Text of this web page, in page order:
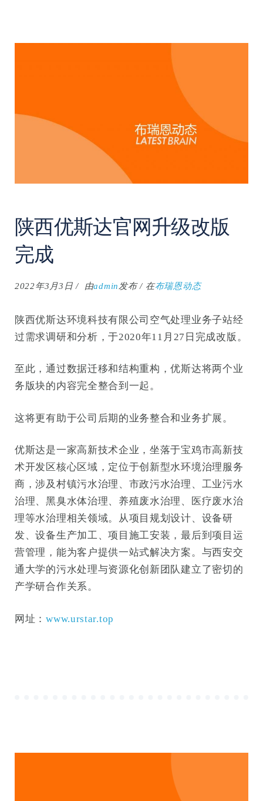
陕西优斯达官网升级改版
完成
2022年3月3日 由admin发布 在布瑞恩动态
陕西优斯达环境科技有限公司空气处理业务子站经
过需求调研和分析，于2020年11月27日完成改版。
至此，通过数据迁移和结构重构，优斯达将两个业
务版块的内容完全整合到一起。
这将更有助于公司后期的业务整合和业务扩展。
优斯达是一家高新技术企业，坐落于宝鸡市高新技
术开发区核心区域，定位于创新型水环境治理服务
商，涉及村镇污水治理、市政污水治理、工业污水
治理、黑臭水体治理、养殖废水治理、医疗废水治
理等水治理相关领域。从项目规划设计、设备研
发、设备生产加工、项目施工安装，最后到项目运
营管理，能为客户提供一站式解决方案。与西安交
通大学的污水处理与资源化创新团队建立了密切的
产学研合作关系。
网址：www.urstar.top